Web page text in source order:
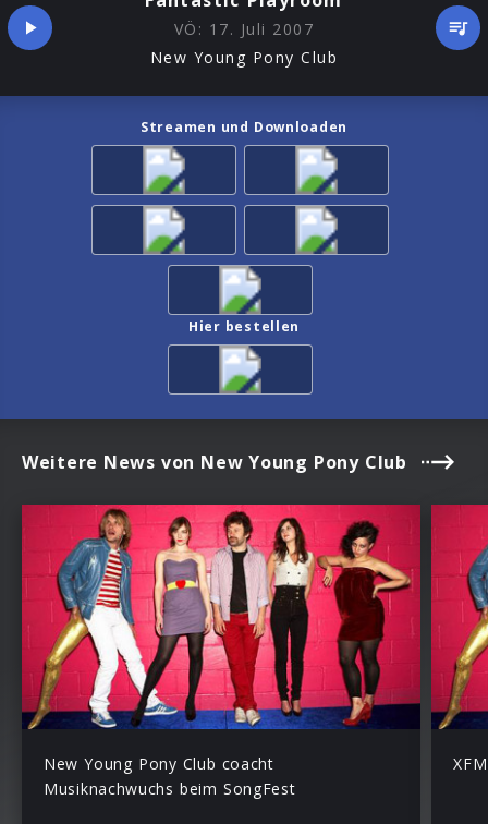
VÖ: 17. Juli 2007
New Young Pony Club
Streamen und Downloaden
Hier bestellen
Weitere News von New Young Pony Club
New Young Pony Club coacht
Musiknachwuchs beim SongFest